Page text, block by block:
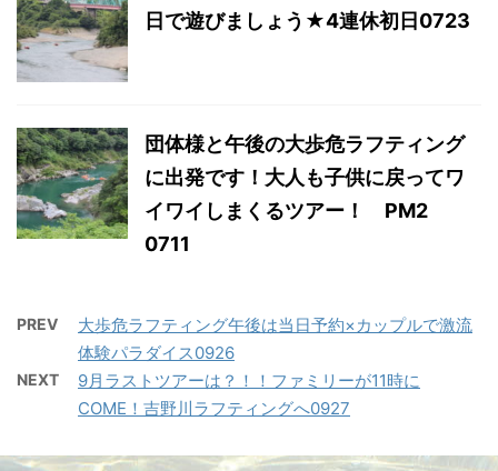
日で遊びましょう★4連休初日0723
団体様と午後の大歩危ラフティング
に出発です！大人も子供に戻ってワ
イワイしまくるツアー！ PM2
0711
PREV
大歩危ラフティング午後は当日予約×カップルで激流
体験パラダイス0926
NEXT
9月ラストツアーは？！！ファミリーが11時に
COME！吉野川ラフティングへ0927